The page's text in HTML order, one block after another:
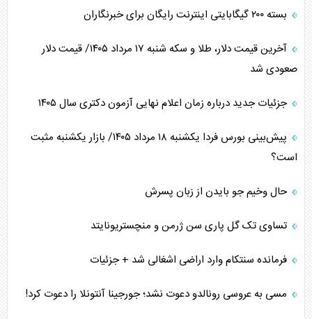
بسته ۲۰۰ گیگابایتی اینترنت رایگان برای خبرنگاران
آخرین قیمت دلار، طلا و سکه شنبه ۱۷ مرداد ۱۴۰۵/ قیمت دلار
صعودی شد
جزئیات جدید درباره زمان اعلام نهایی آزمون دکتری سال ۱۴۰۵
پیش‌بینی بورس فردا یکشنبه ۱۸ مرداد ۱۴۰۵/ بازار یکشنبه مثبت
است؟
حال وخیم جو بایدن از زبان پسرش
تساوی تک گل پاری سن ژرمن و منچستریونایتد
فرمانده سنتکام وارد اراضی اشغالی شد + جزئیات
مسی به عروسی رونالدو دعوت نشد؛ جورجینا آنتونلا را دعوت کرد!